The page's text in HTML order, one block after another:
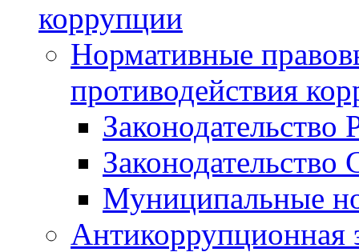
коррупции
Нормативные
противодействия
Законодательство
Муниципальные
Антикоррупционная